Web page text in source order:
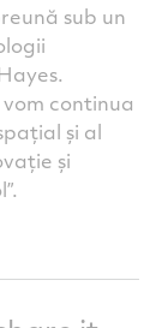
sub un
continua
și al
și